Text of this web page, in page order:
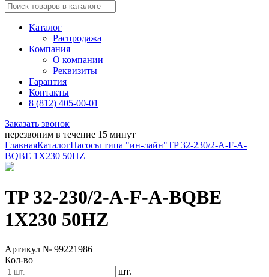
Каталог
Распродажа
Компания
О компании
Реквизиты
Гарантия
Контакты
8 (812) 405-00-01
Заказать звонок
перезвоним в течение 15 минут
ГлавнаяКаталогНасосы типа "ин-лайн"TP 32-230/2-A-F-A-
BQBE 1X230 50HZ
TP 32-230/2-A-F-A-BQBE
1X230 50HZ
Артикул № 99221986
Кол-во
шт.